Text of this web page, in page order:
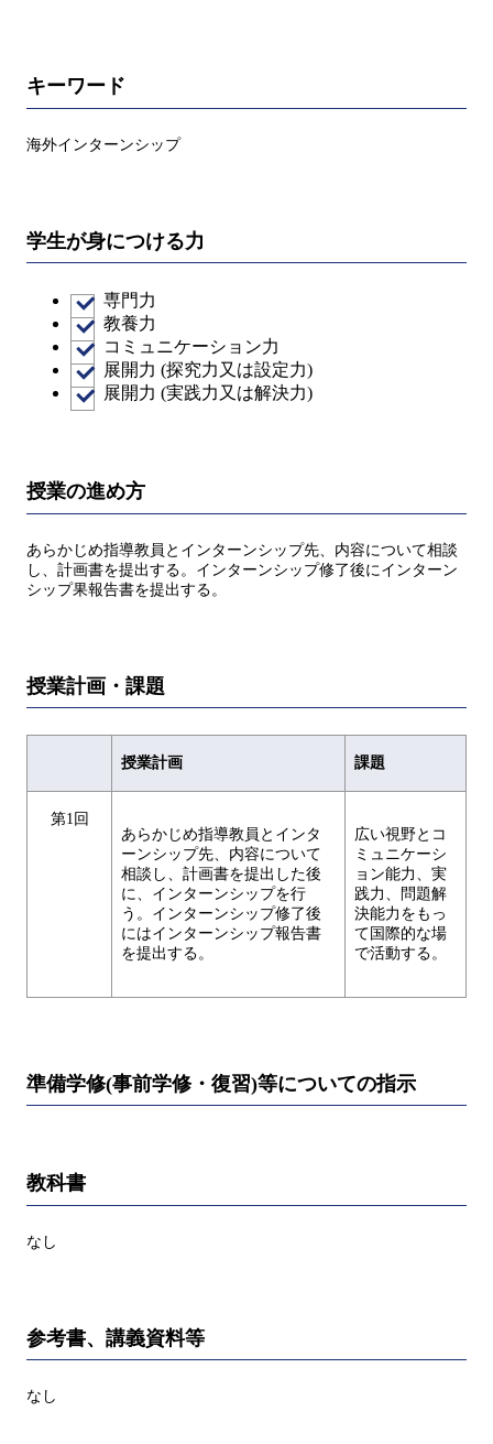
キーワード
海外インターンシップ
学生が身につける力
専門力
教養力
コミュニケーション力
展開力 (探究力又は設定力)
展開力 (実践力又は解決力)
授業の進め方
あらかじめ指導教員とインターンシップ先、内容について相談
し、計画書を提出する。インターンシップ修了後にインターン
シップ果報告書を提出する。
授業計画・課題
授業計画 課題
第1回
あらかじめ指導教員とインタ
ーンシップ先、内容について
相談し、計画書を提出した後
に、インターンシップを行
う。インターンシップ修了後
にはインターンシップ報告書
を提出する。
広い視野とコ
ミュニケーシ
ョン能力、実
践力、問題解
決能力をもっ
て国際的な場
で活動する。
準備学修(事前学修・復習)等についての指示
教科書
なし
参考書、講義資料等
なし